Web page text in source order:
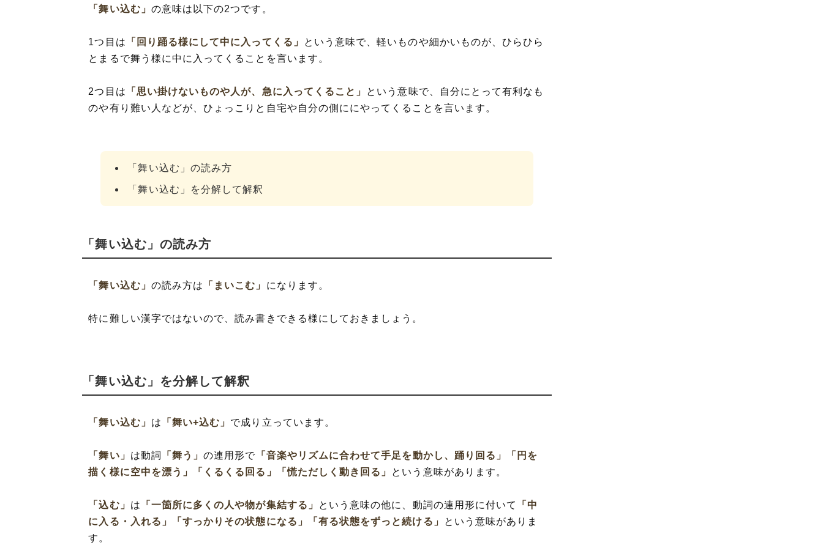
「舞い込む」 の意味は以下の2つです。
1つ目は 「回り踊る様にして中に入ってくる」
という意味で、軽いものや細かいものが、ひらひら
とまるで舞う様に中に入ってくることを言います。
2つ目は 「思い掛けないものや人が、急に入ってくること」
という意味で、自分にとって有利なも
のや有り難い人などが、ひょっこりと自宅や自分の側ににやってくることを言います。
「舞い込む」の読み方
「舞い込む」を分解して解釈
「舞い込む」の読み方
「舞い込む」 の読み方は 「まいこむ」 になります。
特に難しい漢字ではないので、読み書きできる様にしておきましょう。
「舞い込む」を分解して解釈
「舞い込む」 は 「舞い+込む」 で成り立っています。
「舞い」 は動詞 「舞う」の連用形で 「音楽やリズムに合わせて手足を動かし、踊り回る」
「円を
描く様に空中を漂う」
「くるくる回る」 「慌ただしく動き回る」 という意味があります。
「込む」 は 「一箇所に多くの人や物が集結する」 という意味の他に、動詞の連用形に付いて
「中
に入る・入れる」
「すっかりその状態になる」 「有る状態をずっと続ける」
という意味がありま
す。